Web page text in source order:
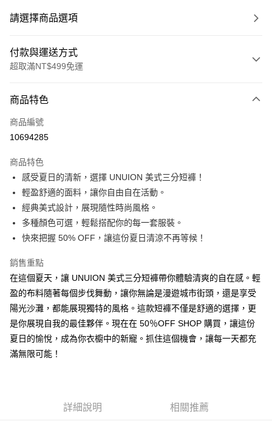
請選擇商品選項
付款與運送方式
超取滿NT$499免運
信用卡一次付款
超商取貨付款
Apple Pay
街口支付
悠遊付
Google Pay
全盈+PAY
【大哥付你分期使用說明】
1.本服務由台灣大哥大提供，台灣大哥大用戶可立即使用無須另外申請。
2.付款方式選擇「大哥付你分期」，訂單成立後會自動跳轉到大哥付的交易
流程，驗證手機門號後，選擇欲分期的期數、繳款截止日，確認付款後即完
成交易。
法說明評估內容。
【繳款方式說明】
AFTEE先享後付
相關說明
【關於「AFTEE先享後付」】
３．安心：先確認商品／服務後，再付款。
商品特色
商品編號
10694285
商品特色
感受夏日的清新，選擇 UNUION 美式三分短褲！
輕盈舒適的面料，讓你自由自在活動。
經典美式設計，展現隨性時尚風格。
多種顏色可選，輕鬆搭配你的每一套服裝。
快來把握 50% OFF，讓這份夏日清涼不再等候！
銷售重點
在這個夏天，讓 UNUION 美式三分短褲帶你體驗清爽的自在感。輕
盈的布料隨著每個步伐舞動，讓你無論是漫遊城市街頭，還是享受
陽光沙灘，都能展現獨特的風格。這款短褲不僅是舒適的選擇，更
是你展現自我的最佳夥伴。現在在 50％OFF SHOP 購買，讓這份
夏日的愉悅，成為你衣櫥中的新寵。抓住這個機會，讓每一天都充
滿無限可能！
詳細說明 相關推薦